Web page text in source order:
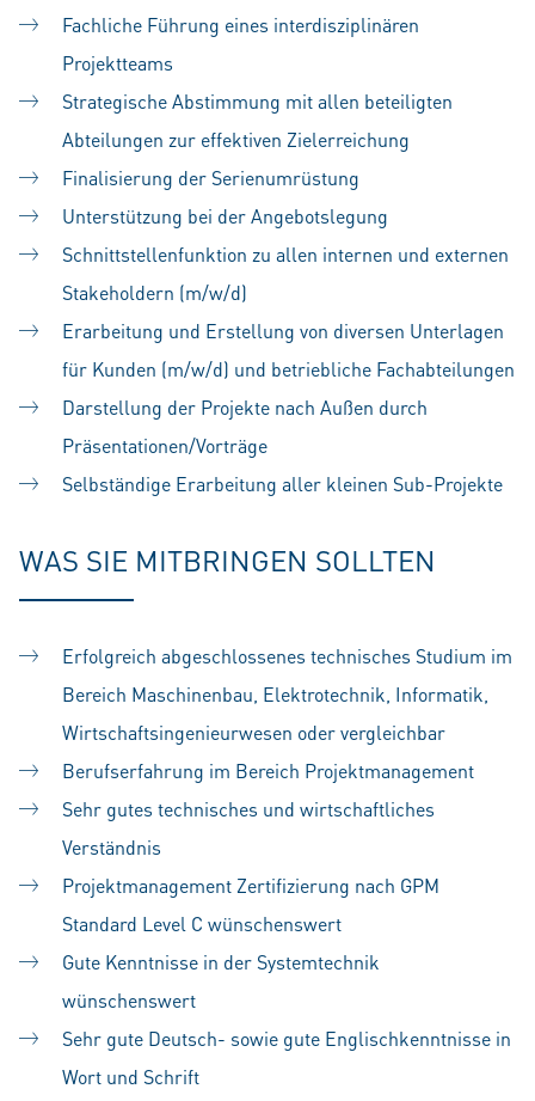
Fachliche Führung eines interdisziplinären
Projektteams
Strategische Abstimmung mit allen beteiligten
Abteilungen zur effektiven Zielerreichung
Finalisierung der Serienumrüstung
Unterstützung bei der Angebotslegung
Schnittstellenfunktion zu allen internen und externen
Stakeholdern (m/w/d)
Erarbeitung und Erstellung von diversen Unterlagen
für Kunden (m/w/d) und betriebliche Fachabteilungen
Darstellung der Projekte nach Außen durch
Präsentationen/Vorträge
Selbständige Erarbeitung aller kleinen Sub-Projekte
WAS SIE MITBRINGEN SOLLTEN
Erfolgreich abgeschlossenes technisches Studium im
Bereich Maschinenbau, Elektrotechnik, Informatik,
Wirtschaftsingenieurwesen oder vergleichbar
Berufserfahrung im Bereich Projektmanagement
Sehr gutes technisches und wirtschaftliches
Verständnis
Projektmanagement Zertifizierung nach GPM
Standard Level C wünschenswert
Gute Kenntnisse in der Systemtechnik
wünschenswert
Sehr gute Deutsch- sowie gute Englischkenntnisse in
Wort und Schrift